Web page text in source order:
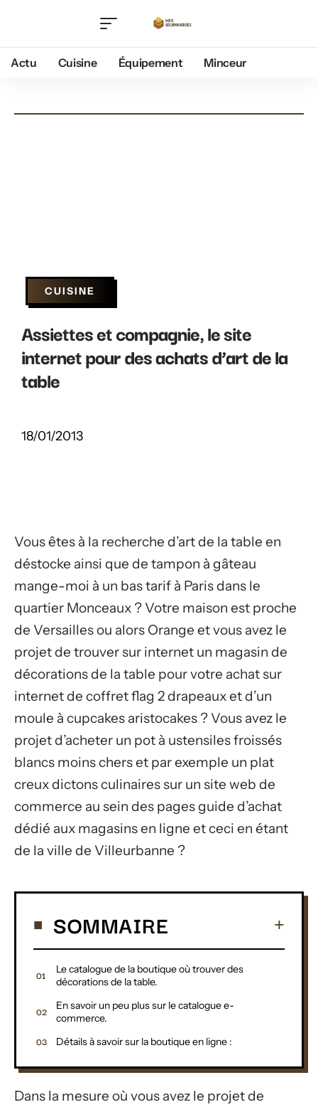
Actu Cuisine Équipement Minceur
CUISINE
Assiettes et compagnie, le site
internet pour des achats d’art de la
table
18/01/2013
Vous êtes à la recherche d’art de la table en
déstocke ainsi que de tampon à gâteau
mange-moi à un bas tarif à Paris dans le
quartier Monceaux ? Votre maison est proche
de Versailles ou alors Orange et vous avez le
projet de trouver sur internet un magasin de
décorations de la table pour votre achat sur
internet de coffret flag 2 drapeaux et d’un
moule à cupcakes aristocakes ? Vous avez le
projet d’acheter un pot à ustensiles froissés
blancs moins chers et par exemple un plat
creux dictons culinaires sur un site web de
commerce au sein des pages guide d’achat
dédié aux magasins en ligne et ceci en étant
de la ville de Villeurbanne ?
SOMMAIRE
Le catalogue de la boutique où trouver des
décorations de la table.
En savoir un peu plus sur le catalogue e-
commerce.
Détails à savoir sur la boutique en ligne :
Dans la mesure où vous avez le projet de